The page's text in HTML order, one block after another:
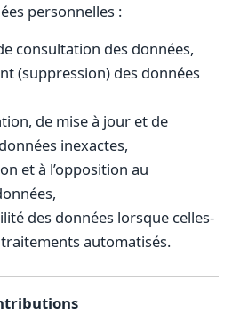
personnelles :
consultation des données,
(suppression) des données
de mise à jour et de
inexactes,
et à l’opposition au
des données lorsque celles-
automatisés.